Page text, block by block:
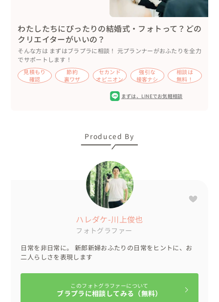
わたしたちにぴったりの結婚式・フォトって？どの
クリエイターがいいの？
そんな方は まずはブラプラに相談！ 元プランナーがおふたりを全力
でサポートします！
見積もり
確認
節約
裏ワザ
セカンド
オピニオン
強引な
接客ナシ
相談は
無料！
まずは、 LINEでお気軽相談
Produced By
ハレダケ-川上俊也
フォトグラファー
日常を非日常に。 新郎新婦おふたりの日常をヒントに、お
二人らしさを表現します
このフォトグラファーについて
ブラプラに相談してみる（無料）